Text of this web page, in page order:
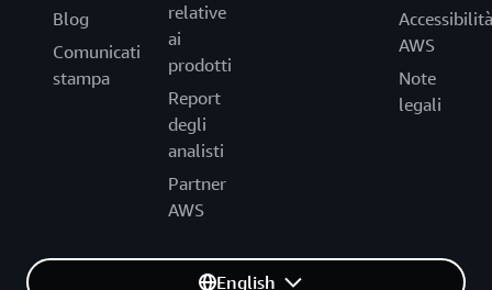
Blog
Comunicati
stampa
relative
ai
prodotti
Report
degli
analisti
Partner
AWS
Accessibilità
AWS
Note
legali
English